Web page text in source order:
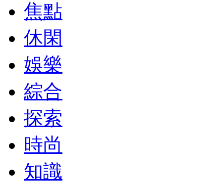
焦點
休閑
娛樂
綜合
探索
時尚
知識